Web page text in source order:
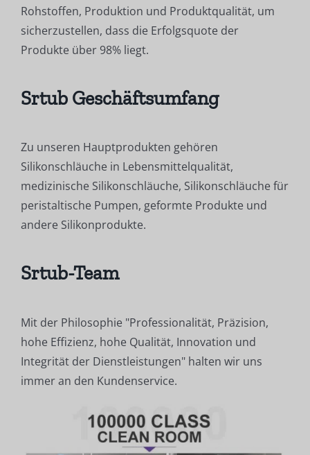
Rohstoffen, Produktion und Produktqualität, um
sicherzustellen, dass die Erfolgsquote der
Produkte über 98% liegt.
Srtub Geschäftsumfang
Zu unseren Hauptprodukten gehören
Silikonschläuche in Lebensmittelqualität,
medizinische Silikonschläuche, Silikonschläuche für
peristaltische Pumpen, geformte Produkte und
andere Silikonprodukte.
Srtub-Team
Mit der Philosophie "Professionalität, Präzision,
hohe Effizienz, hohe Qualität, Innovation und
Integrität der Dienstleistungen" halten wir uns
immer an den Kundenservice.